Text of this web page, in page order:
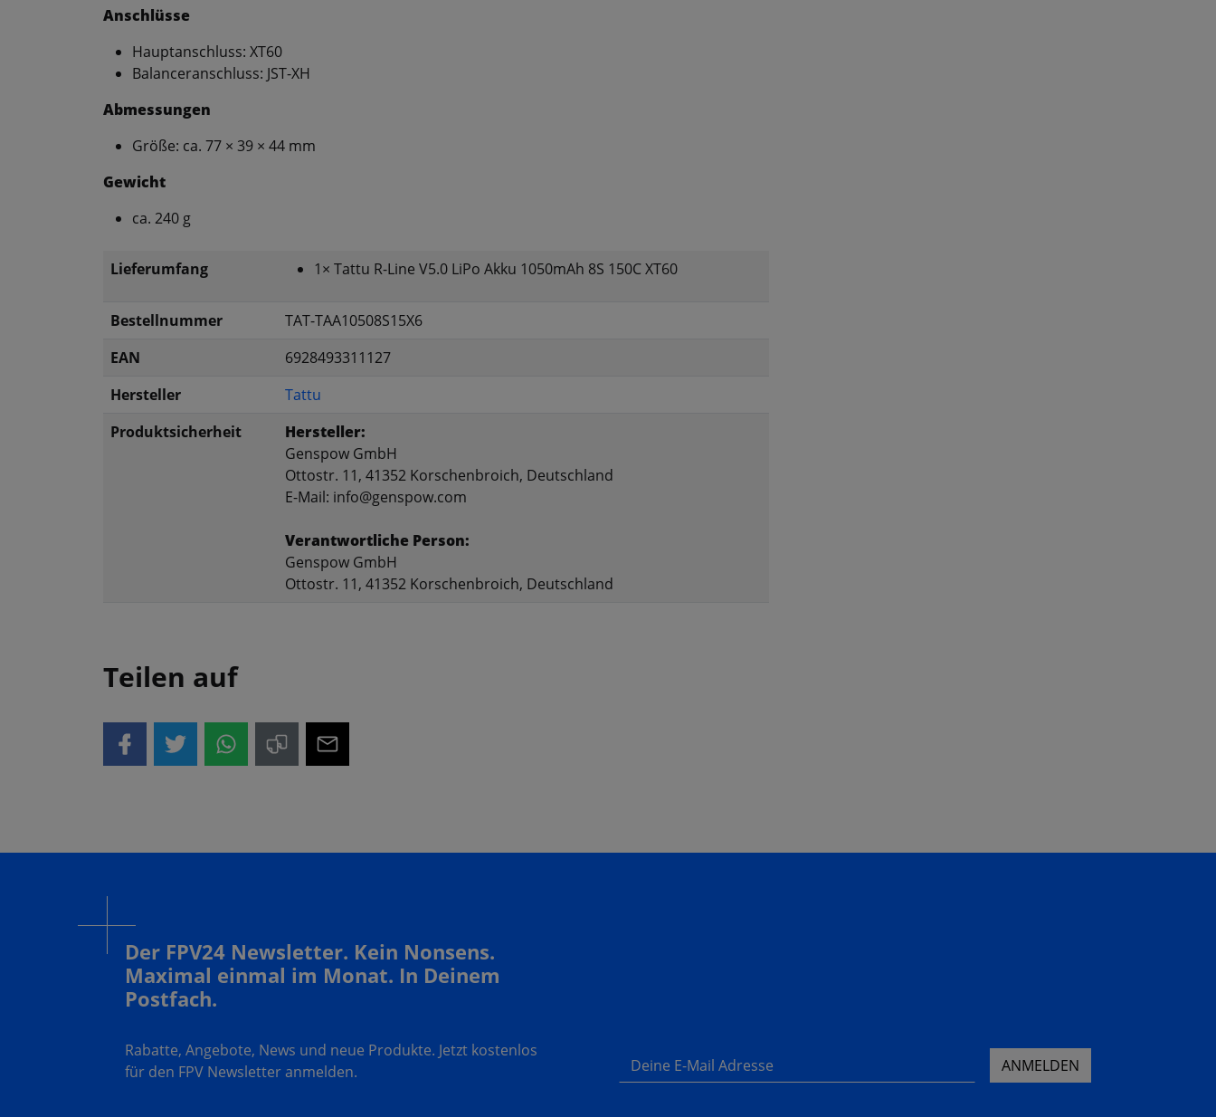
Anschlüsse
Hauptanschluss: XT60
Balanceranschluss: JST-XH
Abmessungen
Größe: ca. 77 × 39 × 44 mm
Gewicht
ca. 240 g
Lieferumfang 1× Tattu R-Line V5.0 LiPo Akku 1050mAh 8S 150C XT60
Bestellnummer
TAT-TAA10508S15X6
EAN
6928493311127
Hersteller
Tattu
Produktsicherheit
Hersteller:
Genspow GmbH
Ottostr. 11, 41352 Korschenbroich, Deutschland
E-Mail: info@genspow.com
Verantwortliche Person:
Genspow GmbH
Ottostr. 11, 41352 Korschenbroich, Deutschland
Teilen auf
Der FPV24 Newsletter. Kein Nonsens.
Maximal einmal im Monat. In Deinem
Postfach.
Rabatte, Angebote, News und neue Produkte. Jetzt kostenlos
für den FPV Newsletter anmelden.
Deine E-Mail Adresse ANMELDEN